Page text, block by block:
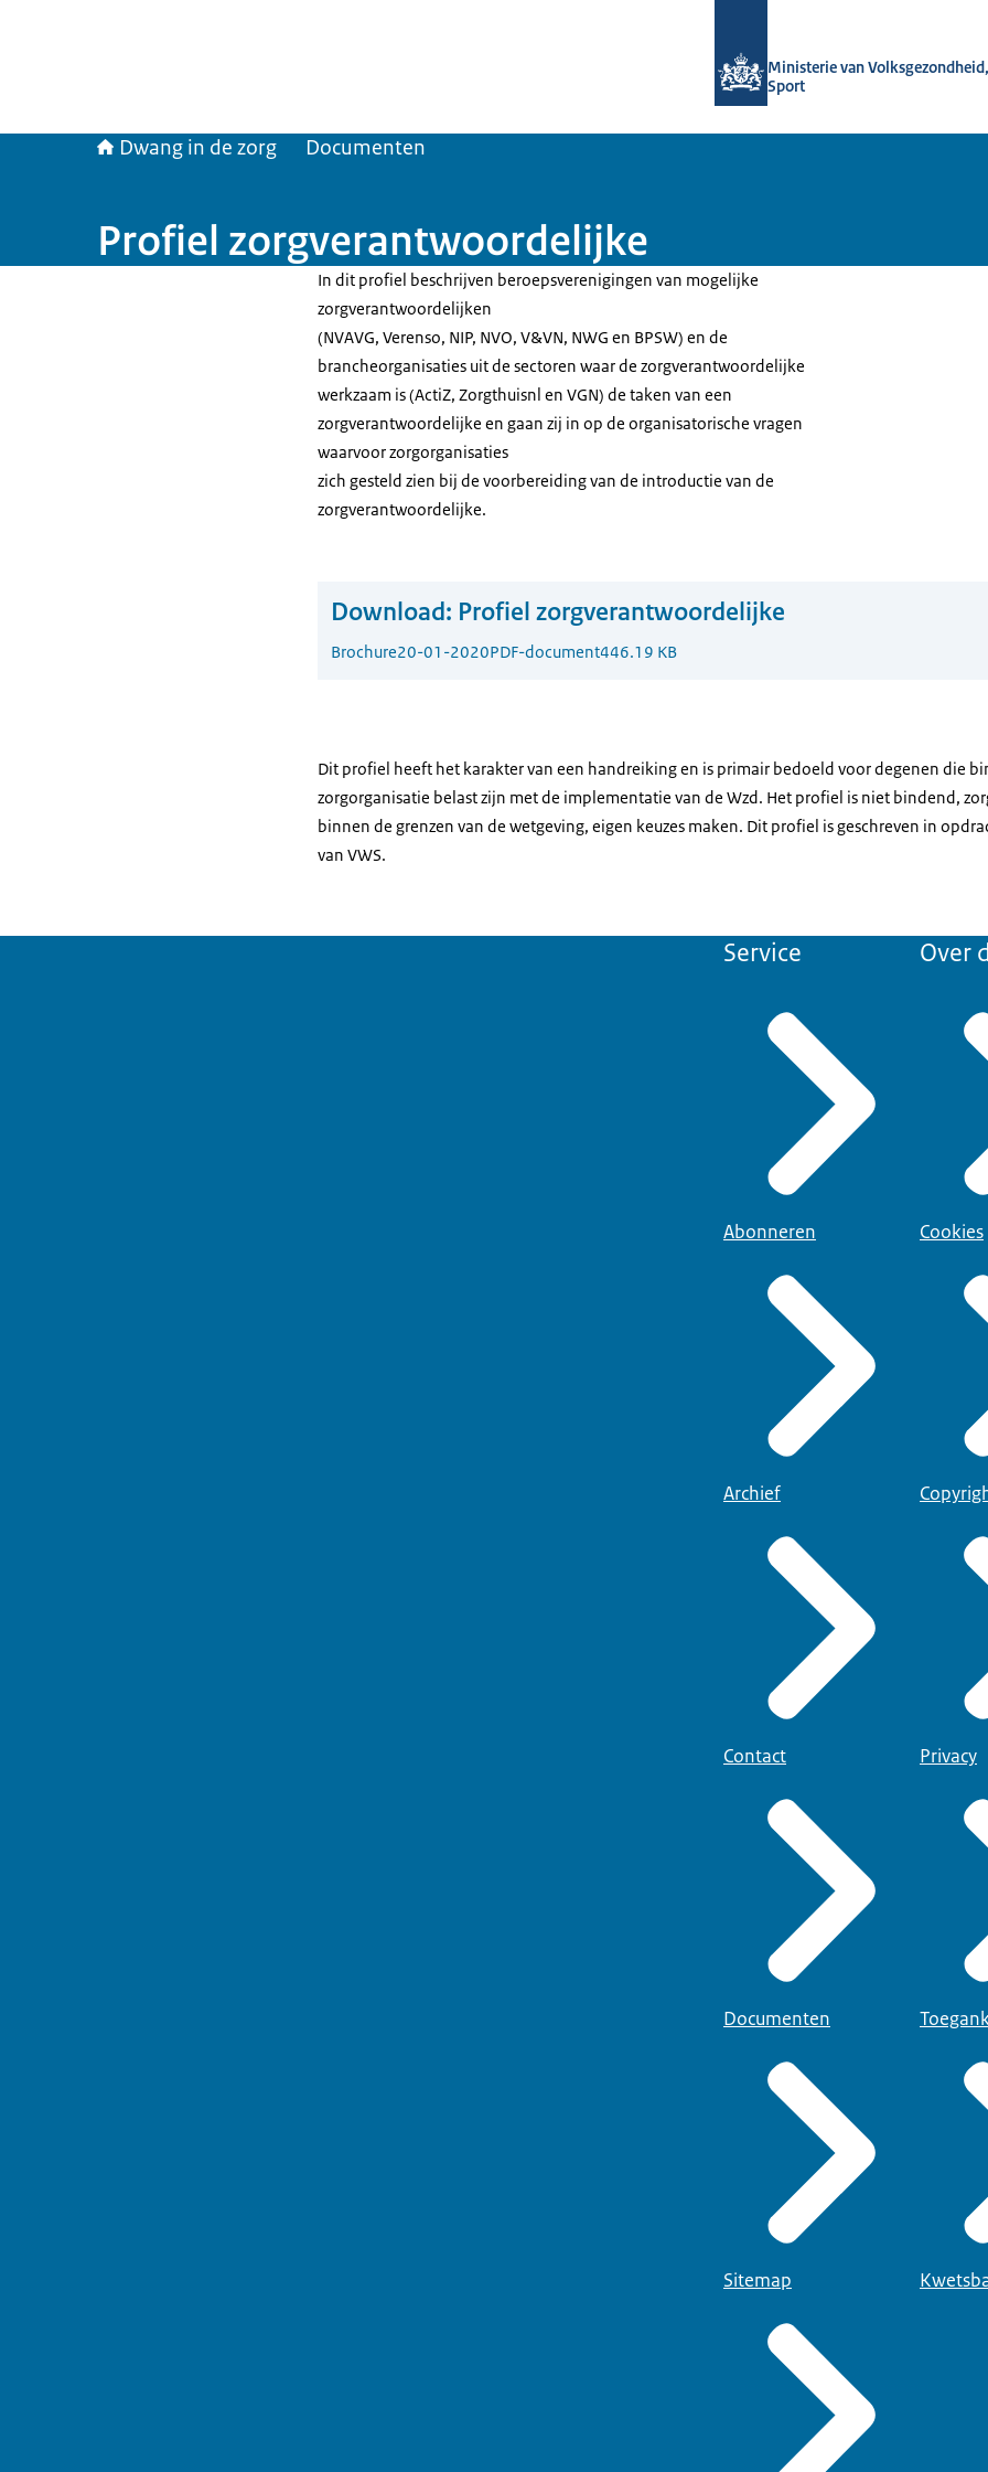
Ministerie van
Sport
Dwang in de zorg Documenten
Profiel zorgverantwoordelijke
In dit profiel beschrijven beroepsverenigingen van mogelijke
zorgverantwoordelijken
(NVAVG, Verenso, NIP, NVO, V&VN, NWG en BPSW) en de
brancheorganisaties uit de sectoren waar de zorgverantwoordelijke
werkzaam is (ActiZ, Zorgthuisnl en VGN) de taken van een
zorgverantwoordelijke en gaan zij in op de organisatorische vragen
waarvoor zorgorganisaties
zich gesteld zien bij de voorbereiding van de introductie van de
zorgverantwoordelijke.
Download: Profiel zorgverantwoordelijke
Brochure20-01-2020PDF-document446.19 KB
Dit profiel heeft het karakter van een handreiking en is primair bedoeld voor degenen die
zorgorganisatie belast zijn met de implementatie van de Wzd. Het profiel is niet bindend,
binnen de grenzen van de wetgeving, eigen keuzes maken. Dit profiel is geschreven in
van VWS.
Service
Abonneren
Archief
Contact
Documenten
Sitemap
Over
Cookies
Privacy